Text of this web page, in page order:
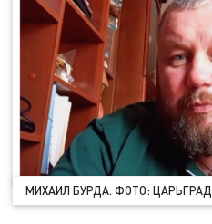
МИХАИЛ БУРДА. ФОТО: ЦАРЬГРАД